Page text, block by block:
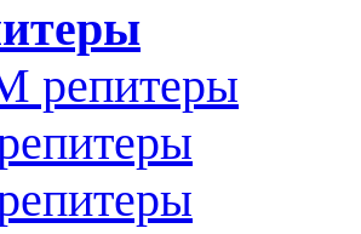
репитеры